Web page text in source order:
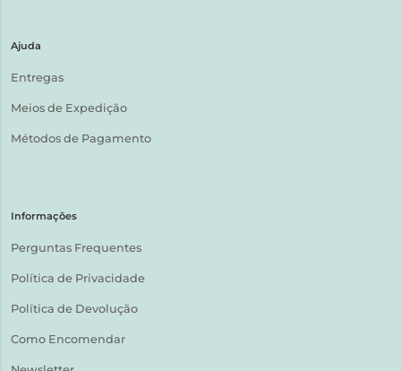
Ajuda
Entregas
Meios de Expedição
Métodos de Pagamento
Informações
Perguntas Frequentes
Política de Privacidade
Política de Devolução
Como Encomendar